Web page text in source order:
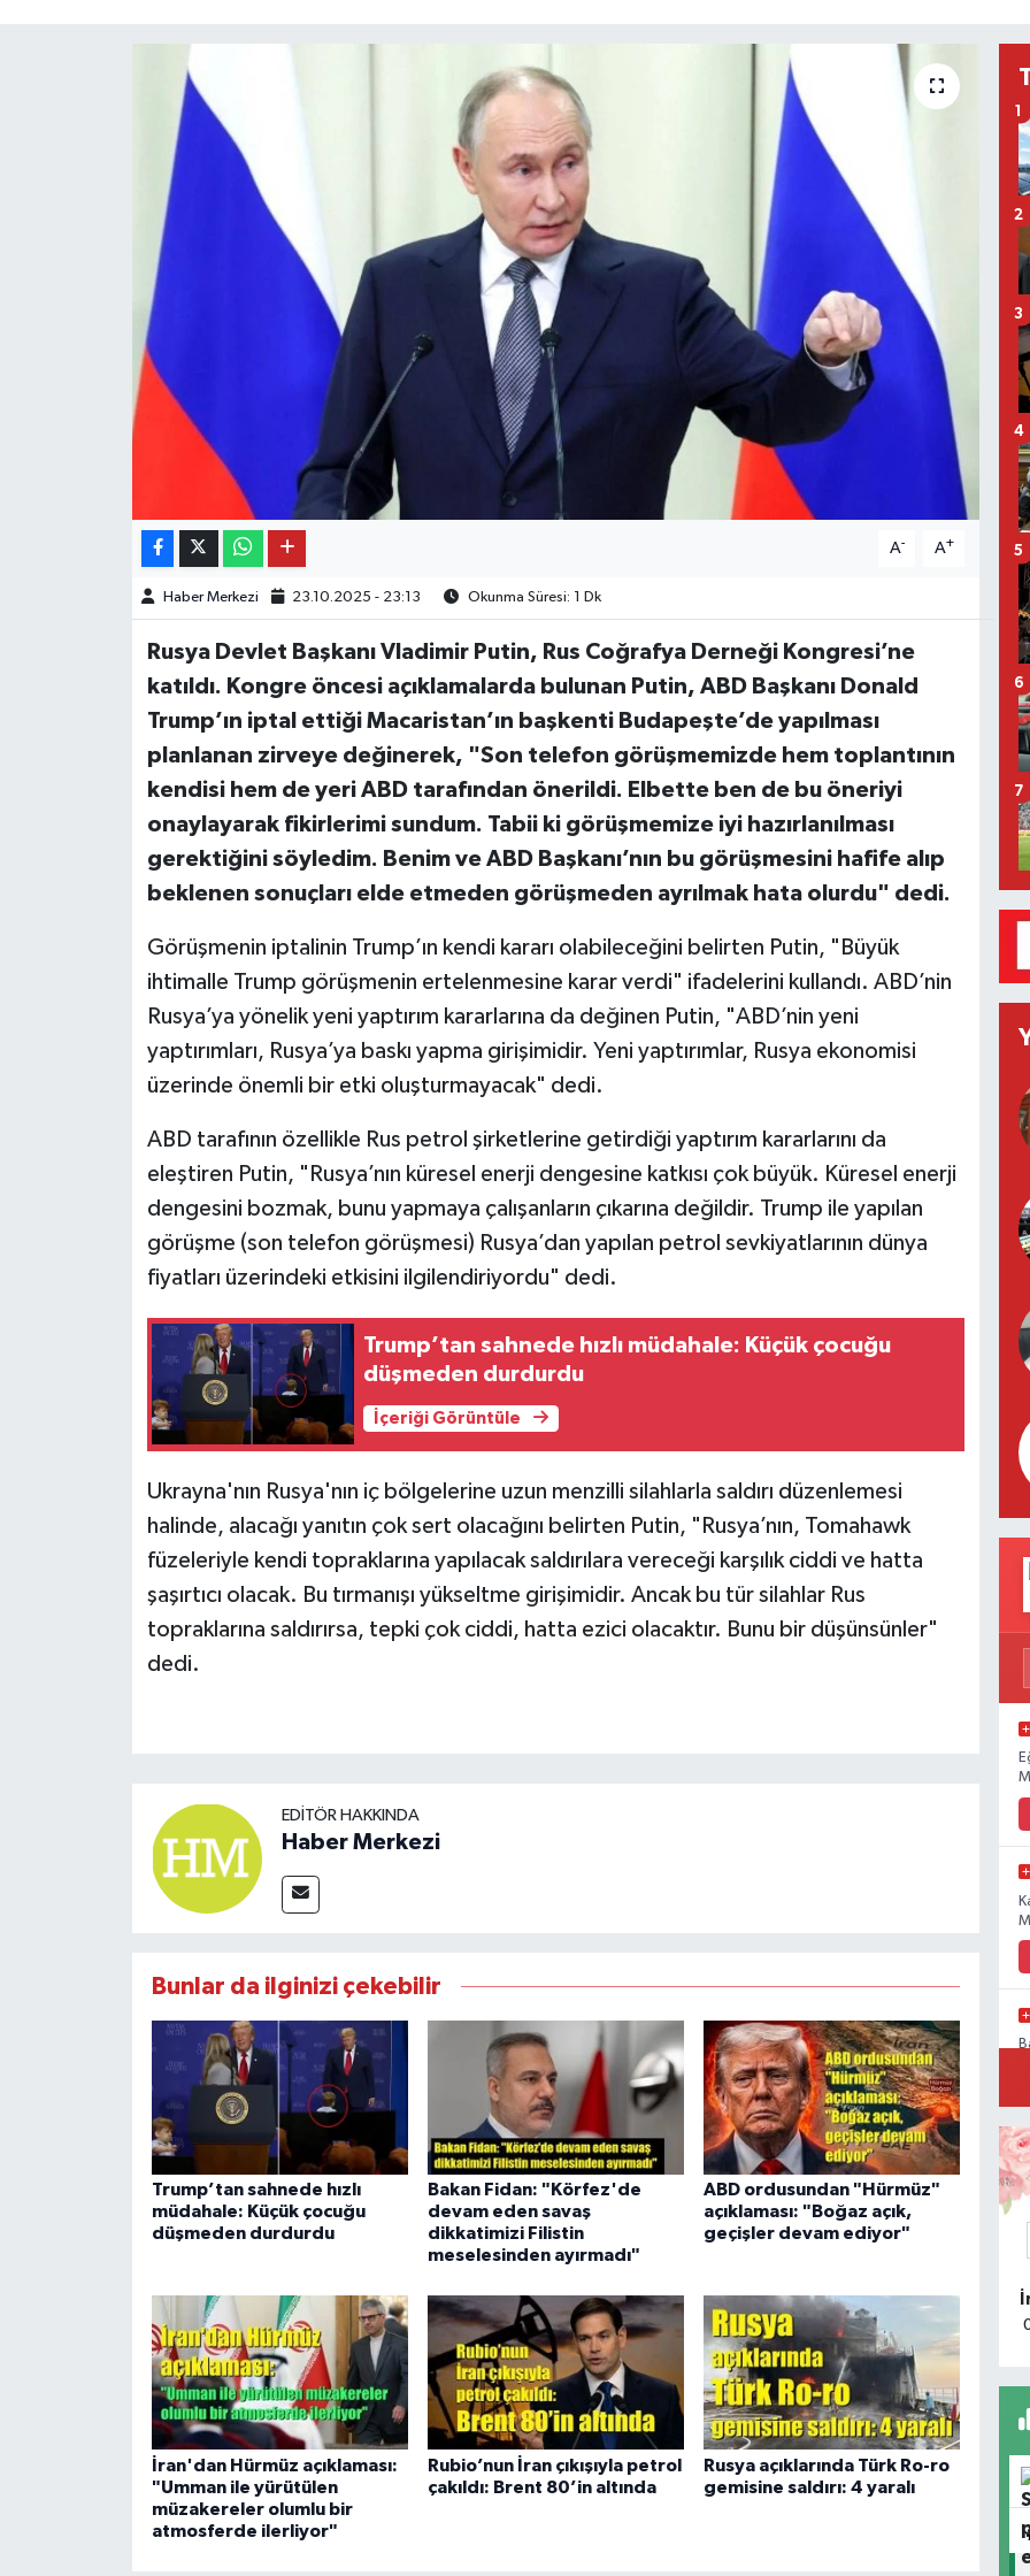
A- A+
Haber Merkezi 23.10.2025 - 23:13 Okunma Süresi: 1 Dk
Rusya Devlet Başkanı Vladimir Putin, Rus Coğrafya Derneği Kongresi’ne
katıldı. Kongre öncesi açıklamalarda bulunan Putin, ABD Başkanı Donald
Trump’ın iptal ettiği Macaristan’ın başkenti Budapeşte’de yapılması
planlanan zirveye değinerek, "Son telefon görüşmemizde hem toplantının
kendisi hem de yeri ABD tarafından önerildi. Elbette ben de bu öneriyi
onaylayarak fikirlerimi sundum. Tabii ki görüşmemize iyi hazırlanılması
gerektiğini söyledim. Benim ve ABD Başkanı’nın bu görüşmesini hafife alıp
beklenen sonuçları elde etmeden görüşmeden ayrılmak hata olurdu" dedi.
Görüşmenin iptalinin Trump’ın kendi kararı olabileceğini belirten Putin, "Büyük
ihtimalle Trump görüşmenin ertelenmesine karar verdi" ifadelerini kullandı. ABD’nin
Rusya’ya yönelik yeni yaptırım kararlarına da değinen Putin, "ABD’nin yeni
yaptırımları, Rusya’ya baskı yapma girişimidir. Yeni yaptırımlar, Rusya ekonomisi
üzerinde önemli bir etki oluşturmayacak" dedi.
ABD tarafının özellikle Rus petrol şirketlerine getirdiği yaptırım kararlarını da
eleştiren Putin, "Rusya’nın küresel enerji dengesine katkısı çok büyük. Küresel enerji
dengesini bozmak, bunu yapmaya çalışanların çıkarına değildir. Trump ile yapılan
görüşme (son telefon görüşmesi) Rusya’dan yapılan petrol sevkiyatlarının dünya
fiyatları üzerindeki etkisini ilgilendiriyordu" dedi.
Trump’tan sahnede hızlı müdahale: Küçük çocuğu
düşmeden durdurdu
İçeriği Görüntüle
Ukrayna'nın Rusya'nın iç bölgelerine uzun menzilli silahlarla saldırı düzenlemesi
halinde, alacağı yanıtın çok sert olacağını belirten Putin, "Rusya’nın, Tomahawk
füzeleriyle kendi topraklarına yapılacak saldırılara vereceği karşılık ciddi ve hatta
şaşırtıcı olacak. Bu tırmanışı yükseltme girişimidir. Ancak bu tür silahlar Rus
topraklarına saldırırsa, tepki çok ciddi, hatta ezici olacaktır. Bunu bir düşünsünler"
dedi.
EDITÖR HAKKINDA
Haber Merkezi
Bunlar da ilginizi çekebilir
Trump’tan sahnede hızlı
müdahale: Küçük çocuğu
düşmeden durdurdu
Bakan Fidan: "Körfez'de
devam eden savaş
dikkatimizi Filistin
meselesinden ayırmadı"
ABD ordusundan "Hürmüz"
açıklaması: "Boğaz açık,
geçişler devam ediyor"
İran'dan Hürmüz açıklaması:
"Umman ile yürütülen
müzakereler olumlu bir
atmosferde ilerliyor"
Rubio’nun İran çıkışıyla petrol
çakıldı: Brent 80’in altında
Rusya açıklarında Türk Ro-ro
gemisine saldırı: 4 yaralı
1
2
3
4
5
6
7
OTO DETAY
SON DAKİKA